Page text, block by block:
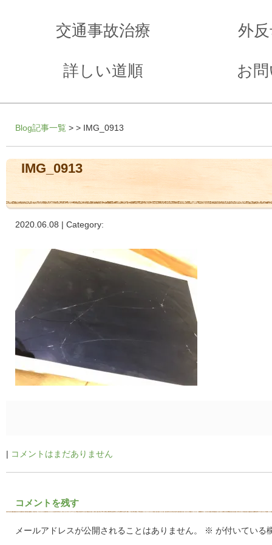
交通事故治療 外
詳しい道順 お
Blog記事一覧 > > IMG_0913
IMG_0913
2020.06.08 | Category:
| コメントはまだありません
コメントを残す
メールアドレスが公開されることはありません。 ※ が付いている